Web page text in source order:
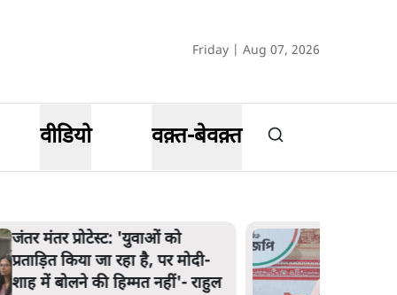
Friday | Aug 07, 2026
वीडियो वक़्त-बेवक़्त
'अमित शाह के संसद में आने पर
विचार करे सरकार': राज्यसभा
सभापति ने केंद्र से कहा